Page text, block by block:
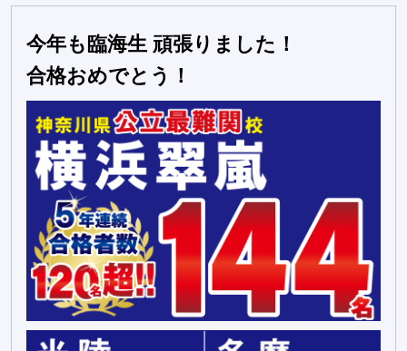
今年も臨海生 頑張りました！
合格おめでとう！